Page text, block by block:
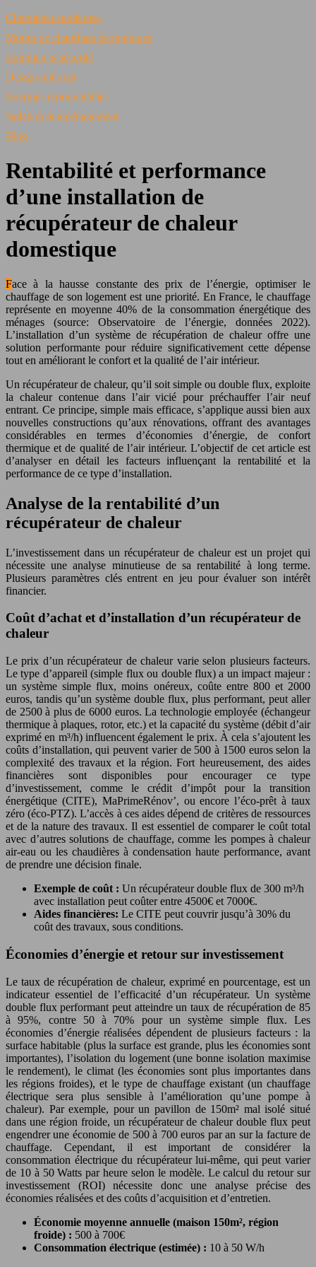
Cheminées modernes
Modes de chauffage écologiques
Entretien et sécurité
Design intérieur
Energies renouvelables
Isolation et aménagement
Blog
Rentabilité et performance
d’une installation de
récupérateur de chaleur
domestique
Face à la hausse constante des prix de l’énergie, optimiser le
chauffage de son logement est une priorité. En France, le chauffage
représente en moyenne 40% de la consommation énergétique des
ménages (source: Observatoire de l’énergie, données 2022).
L’installation d’un système de récupération de chaleur offre une
solution performante pour réduire significativement cette dépense
tout en améliorant le confort et la qualité de l’air intérieur.
Un récupérateur de chaleur, qu’il soit simple ou double flux, exploite
la chaleur contenue dans l’air vicié pour préchauffer l’air neuf
entrant. Ce principe, simple mais efficace, s’applique aussi bien aux
nouvelles constructions qu’aux rénovations, offrant des avantages
considérables en termes d’économies d’énergie, de confort
thermique et de qualité de l’air intérieur. L’objectif de cet article est
d’analyser en détail les facteurs influençant la rentabilité et la
performance de ce type d’installation.
Analyse de la rentabilité d’un
récupérateur de chaleur
L’investissement dans un récupérateur de chaleur est un projet qui
nécessite une analyse minutieuse de sa rentabilité à long terme.
Plusieurs paramètres clés entrent en jeu pour évaluer son intérêt
financier.
Coût d’achat et d’installation d’un récupérateur de
chaleur
Le prix d’un récupérateur de chaleur varie selon plusieurs facteurs.
Le type d’appareil (simple flux ou double flux) a un impact majeur :
un système simple flux, moins onéreux, coûte entre 800 et 2000
euros, tandis qu’un système double flux, plus performant, peut aller
de 2500 à plus de 6000 euros. La technologie employée (échangeur
thermique à plaques, rotor, etc.) et la capacité du système (débit d’air
exprimé en m³/h) influencent également le prix. À cela s’ajoutent les
coûts d’installation, qui peuvent varier de 500 à 1500 euros selon la
complexité des travaux et la région. Fort heureusement, des aides
financières sont disponibles pour encourager ce type
d’investissement, comme le crédit d’impôt pour la transition
énergétique (CITE), MaPrimeRénov’, ou encore l’éco-prêt à taux
zéro (éco-PTZ). L’accès à ces aides dépend de critères de ressources
et de la nature des travaux. Il est essentiel de comparer le coût total
avec d’autres solutions de chauffage, comme les pompes à chaleur
air-eau ou les chaudières à condensation haute performance, avant
de prendre une décision finale.
Exemple de coût : Un récupérateur double flux de 300 m³/h
avec installation peut coûter entre 4500€ et 7000€.
Aides financières: Le CITE peut couvrir jusqu’à 30% du
coût des travaux, sous conditions.
Économies d’énergie et retour sur investissement
Le taux de récupération de chaleur, exprimé en pourcentage, est un
indicateur essentiel de l’efficacité d’un récupérateur. Un système
double flux performant peut atteindre un taux de récupération de 85
à 95%, contre 50 à 70% pour un système simple flux. Les
économies d’énergie réalisées dépendent de plusieurs facteurs : la
surface habitable (plus la surface est grande, plus les économies sont
importantes), l’isolation du logement (une bonne isolation maximise
le rendement), le climat (les économies sont plus importantes dans
les régions froides), et le type de chauffage existant (un chauffage
électrique sera plus sensible à l’amélioration qu’une pompe à
chaleur). Par exemple, pour un pavillon de 150m² mal isolé situé
dans une région froide, un récupérateur de chaleur double flux peut
engendrer une économie de 500 à 700 euros par an sur la facture de
chauffage. Cependant, il est important de considérer la
consommation électrique du récupérateur lui-même, qui peut varier
de 10 à 50 Watts par heure selon le modèle. Le calcul du retour sur
investissement (ROI) nécessite donc une analyse précise des
économies réalisées et des coûts d’acquisition et d’entretien.
Économie moyenne annuelle (maison 150m², région
froide) : 500 à 700€
Consommation électrique (estimée) : 10 à 50 W/h